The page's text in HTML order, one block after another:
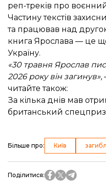
реп-треків про
Частину текстів
та працював над
книга Ярослава — це
Україну.
«30 травня Ярослав
2026 року він загинув»,
читайте також:
За кілька днів мав
британський
Більше про: Київ
Поділитися: